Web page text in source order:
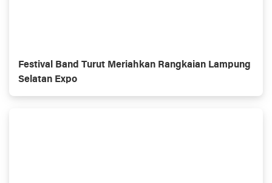
Festival Band Turut Meriahkan Rangkaian Lampung
Selatan Expo